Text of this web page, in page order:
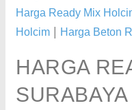
Harga Ready Mix
Holcim
Harga Beton
HARGA